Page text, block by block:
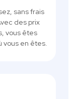
sans frais
des prix
vous êtes
vous en êtes.